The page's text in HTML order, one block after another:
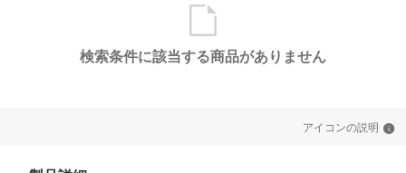
検索条件に該当する商品がありません
アイコンの説明